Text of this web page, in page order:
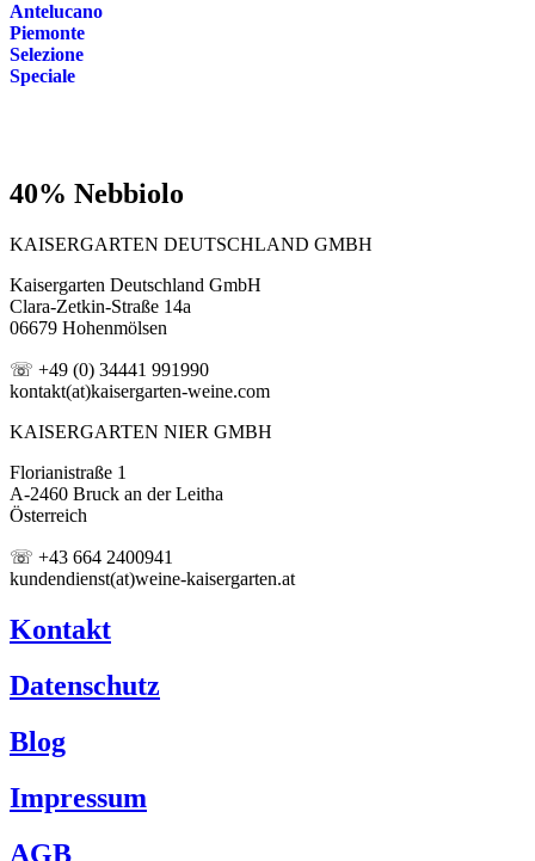
Antelucano
Piemonte
Selezione
Speciale
40% Nebbiolo
KAISERGARTEN DEUTSCHLAND GMBH
Kaisergarten Deutschland GmbH
Clara-Zetkin-Straße 14a
06679 Hohenmölsen
☏ +49 (0) 34441 991990
kontakt(at)kaisergarten-weine.com
KAISERGARTEN NIER GMBH
Florianistraße 1
A-2460 Bruck an der Leitha
Österreich
☏ +43 664 2400941
kundendienst(at)weine-kaisergarten.at
Kontakt
Datenschutz
Blog
Impressum
AGB